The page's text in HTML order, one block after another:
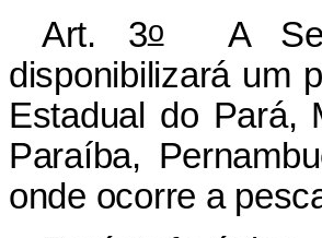
Art. 3oA
disponibilizará um
Estadual do Pará,
Paraíba,
onde ocorre a